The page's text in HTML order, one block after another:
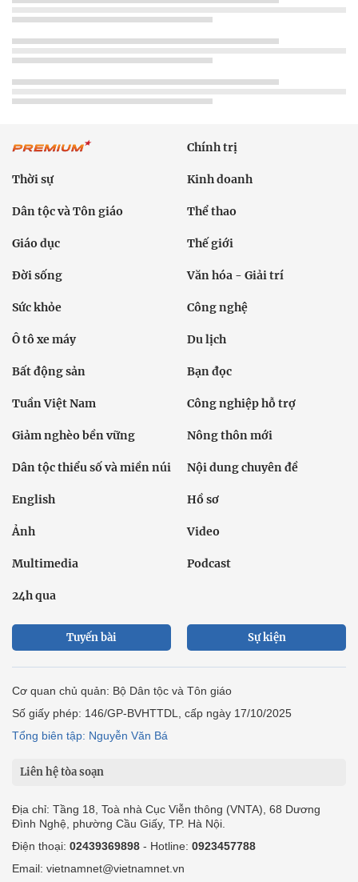
Chính trị
Thời sự Kinh doanh
Dân tộc và Tôn giáo Thể thao
Giáo dục Thế giới
Đời sống Văn hóa - Giải trí
Sức khỏe Công nghệ
Ô tô xe máy Du lịch
Bất động sản Bạn đọc
Tuần Việt Nam Công nghiệp hỗ trợ
Giảm nghèo bền vững Nông thôn mới
Dân tộc thiểu số và miền núi Nội dung chuyên đề
English Hồ sơ
Ảnh Video
Multimedia Podcast
24h qua
Tuyến bài Sự kiện
Cơ quan chủ quản: Bộ Dân tộc và Tôn giáo
Số giấy phép: 146/GP-BVHTTDL, cấp ngày 17/10/2025
Tổng biên tập: Nguyễn Văn Bá
Liên hệ tòa soạn
Địa chỉ: Tầng 18, Toà nhà Cục Viễn thông (VNTA), 68 Dương
Đình Nghệ, phường Cầu Giấy, TP. Hà Nội.
Điện thoại: 02439369898 - Hotline: 0923457788
Email: vietnamnet@vietnamnet.vn